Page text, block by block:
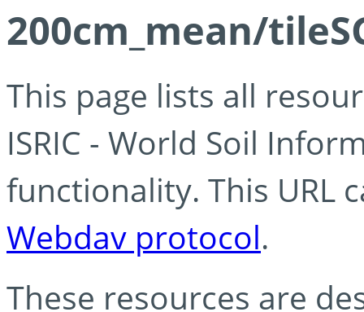
200cm_mean/
This page lists all
ISRIC - World Soil
functionality. This URL
Webdav protocol.
These resources are